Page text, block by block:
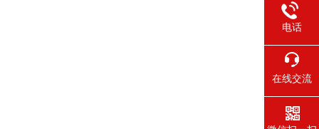
电话
在线交流